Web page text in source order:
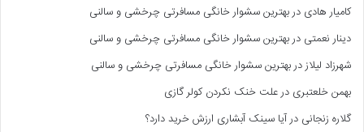
کامیار هادی دربهترین سشوار خانگی مسافرتی چرخشی و سالنی
دینار نعمتی دربهترین سشوار خانگی مسافرتی چرخشی و سالنی
شهرزاد لیلازدربهترین سشوار خانگی مسافرتی چرخشی و سالنی
بهمن خلعتبری درعلت خنک نکردن کولر گازی
گلاره زنجانی درآیا سینک آبشاری ارزش خرید دارد؟